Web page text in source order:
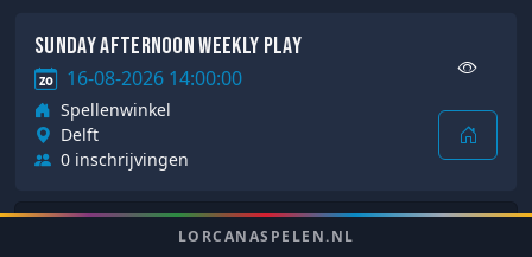
Sunday Afternoon Weekly Play
zo 16-08-2026 14:00:00
Spellenwinkel
Delft
0 inschrijvingen
Sunday Afternoon Weekly Play
LORCANASPELEN.NL